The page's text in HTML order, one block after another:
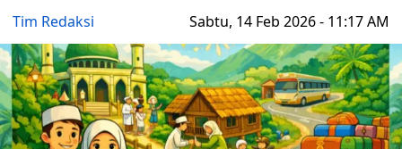
Tim Redaksi Sabtu, 14 Feb 2026 - 11:17 AM